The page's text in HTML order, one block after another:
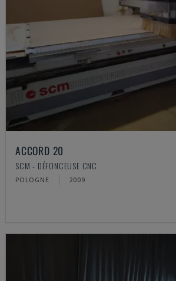
ACCORD 20
SCM - DÉFONCEUSE CNC
POLOGNE 2009